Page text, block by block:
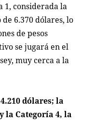
1, considerada la
6.370 dólares, lo
de pesos
se jugará en el
muy cerca a la
dólares; la
la Categoría 4, la